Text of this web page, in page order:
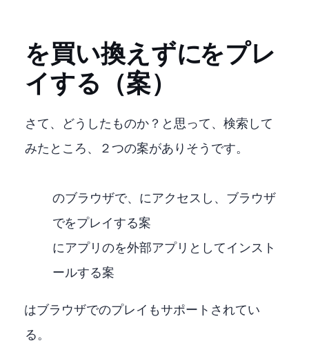
Fire Stickを買い換えずにXBOX GAME PASS Ultimateをプレ
イする（案）
さて、どうしたものか？と思って、検索して
みたところ、２つの案がありそうです。
Fire Stickのブラウザで、XBOXにアクセスし、ブラウザ
でXBOX GAME PASS Ultimateをプレイする案
Fire StickにXBOXアプリのAPKを外部アプリとしてインスト
ールする案
XBOX GAME PASS Ultimateはブラウザでのプレイもサポートされてい
る。